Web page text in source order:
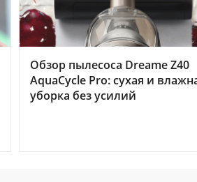
Обзор пылесоса Dreame Z40
AquaCycle Pro: сухая и
уборка без усилий